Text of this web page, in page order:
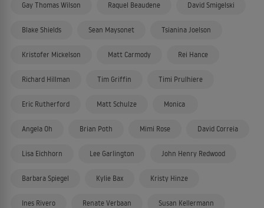
Gay Thomas Wilson Raquel Beaudene David Smigelski
Blake Shields Sean Maysonet Tsianina Joelson
Kristofer Mickelson Matt Carmody Rei Hance
Richard Hillman Tim Griffin Timi Prulhiere
Eric Rutherford Matt Schulze Monica
Angela Oh Brian Poth Mimi Rose David Correia
Lisa Eichhorn Lee Garlington John Henry Redwood
Barbara Spiegel Kylie Bax Kristy Hinze
Ines Rivero Renate Verbaan Susan Kellermann